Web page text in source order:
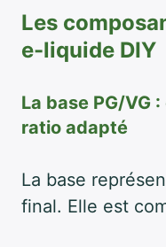
Les
e-liquide DIY
La base PG/VG
ratio adapté
La base
final. Elle est